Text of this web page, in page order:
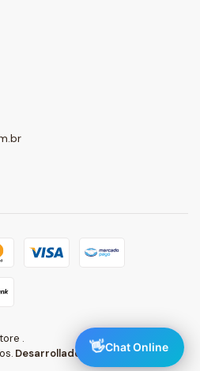
.
Desarrollado por Jumpseller.
👋Chat Online